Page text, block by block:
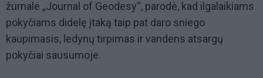
žurnale „Journal of Geodesy“, parodė, kad ilgalaikiams
pokyčiams didelę įtaką taip pat daro sniego
kaupimasis, ledynų tirpimas ir vandens atsargų
pokyčiai sausumoje.